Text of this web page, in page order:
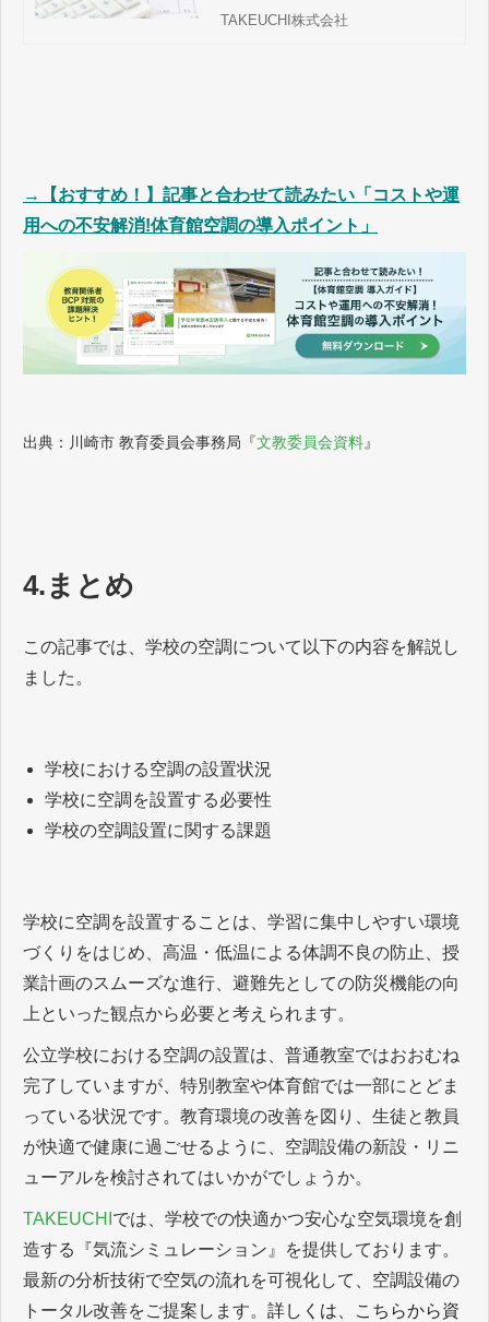
使用量を管理できるシステムなどの
ポイントについて解説します。
TAKEUCHI株式会社
→【おすすめ！】記事と合わせて読みたい「コストや運
用への不安解消!体育館空調の導入ポイント」
出典：川崎市 教育委員会事務局『文教委員会資料』
4.まとめ
この記事では、学校の空調について以下の内容を解説し
ました。
学校における空調の設置状況
学校に空調を設置する必要性
学校の空調設置に関する課題
学校に空調を設置することは、学習に集中しやすい環境
づくりをはじめ、高温・低温による体調不良の防止、授
業計画のスムーズな進行、避難先としての防災機能の向
上といった観点から必要と考えられます。
公立学校における空調の設置は、普通教室ではおおむね
完了していますが、特別教室や体育館では一部にとどま
っている状況です。教育環境の改善を図り、生徒と教員
が快適で健康に過ごせるように、空調設備の新設・リニ
ューアルを検討されてはいかがでしょうか。
TAKEUCHI では、学校での快適かつ安心な空気環境を創
造する『気流シミュレーション』を提供しております。
最新の分析技術で空気の流れを可視化して、空調設備の
トータル改善をご提案します。 詳しくは、こちらから資